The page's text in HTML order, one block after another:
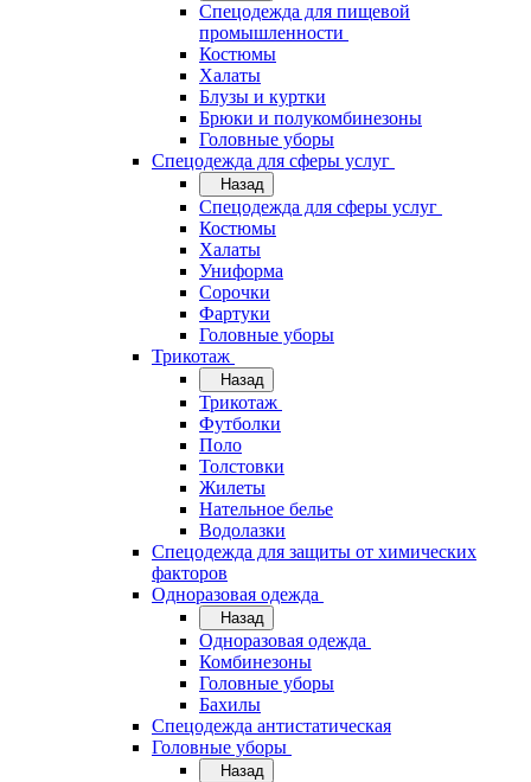
Спецодежда для пищевой
промышленности
Костюмы
Халаты
Блузы и куртки
Брюки и полукомбинезоны
Головные уборы
Спецодежда для сферы услуг
Назад
Спецодежда для сферы услуг
Костюмы
Халаты
Униформа
Сорочки
Фартуки
Головные уборы
Трикотаж
Назад
Трикотаж
Футболки
Поло
Толстовки
Жилеты
Нательное белье
Водолазки
Спецодежда для защиты от химических
факторов
Одноразовая одежда
Назад
Одноразовая одежда
Комбинезоны
Головные уборы
Бахилы
Спецодежда антистатическая
Головные уборы
Назад